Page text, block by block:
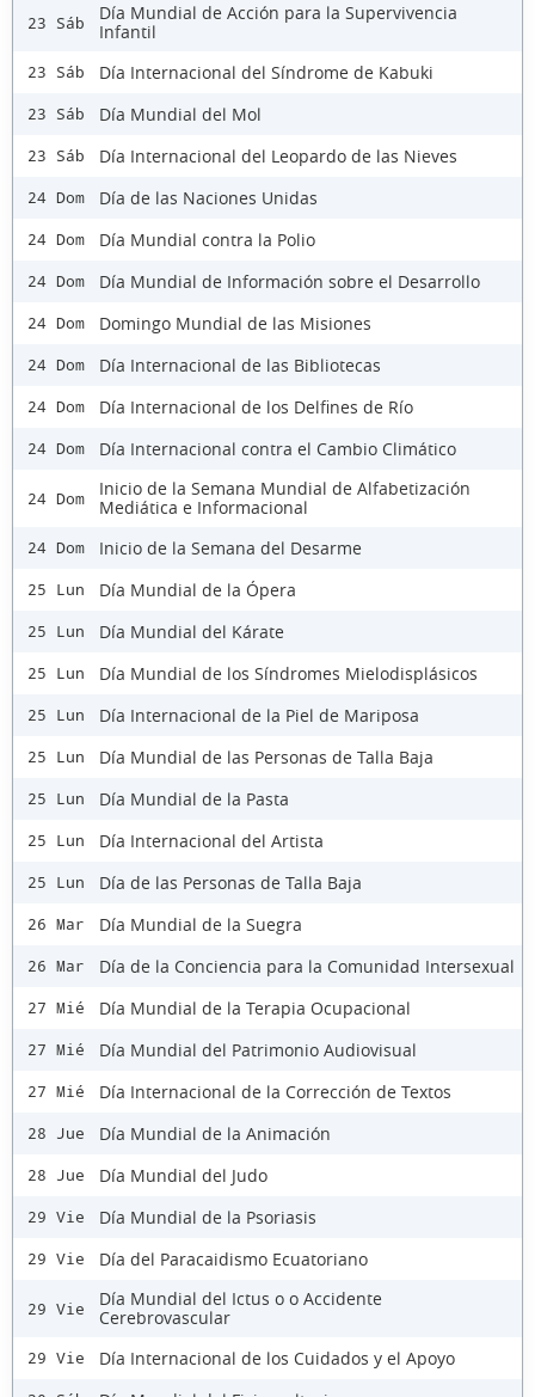
23 Sáb
Día Mundial de Acción para la Supervivencia
Infantil
23 Sáb Día Internacional del Síndrome de Kabuki
23 Sáb Día Mundial del Mol
23 Sáb Día Internacional del Leopardo de las Nieves
24 Dom Día de las Naciones Unidas
24 Dom Día Mundial contra la Polio
24 Dom Día Mundial de Información sobre el Desarrollo
24 Dom Domingo Mundial de las Misiones
24 Dom Día Internacional de las Bibliotecas
24 Dom Día Internacional de los Delfines de Río
24 Dom Día Internacional contra el Cambio Climático
24 Dom
Inicio de la Semana Mundial de Alfabetización
Mediática e Informacional
24 Dom Inicio de la Semana del Desarme
25 Lun Día Mundial de la Ópera
25 Lun Día Mundial del Kárate
25 Lun Día Mundial de los Síndromes Mielodisplásicos
25 Lun Día Internacional de la Piel de Mariposa
25 Lun Día Mundial de las Personas de Talla Baja
25 Lun Día Mundial de la Pasta
25 Lun Día Internacional del Artista
25 Lun Día de las Personas de Talla Baja
26 Mar Día Mundial de la Suegra
26 Mar Día de la Conciencia para la Comunidad Intersexual
27 Mié Día Mundial de la Terapia Ocupacional
27 Mié Día Mundial del Patrimonio Audiovisual
27 Mié Día Internacional de la Corrección de Textos
28 Jue Día Mundial de la Animación
28 Jue Día Mundial del Judo
29 Vie Día Mundial de la Psoriasis
29 Vie Día del Paracaidismo Ecuatoriano
29 Vie
Día Mundial del Ictus o o Accidente
Cerebrovascular
29 Vie Día Internacional de los Cuidados y el Apoyo